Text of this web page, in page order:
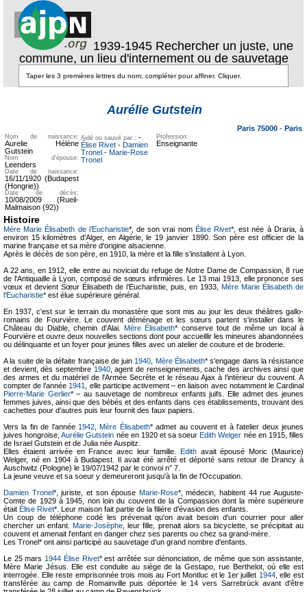
1939-1945 Rechercher un juste, une
commune, un lieu d'internement ou de sauvetage
Aurélie Gutstein
Paris 75000 - Paris
Nom de naissance:
Aurelie Hélène
Gutstein
Nom d'épouse:
Leenders
Date de naissance:
16/11/1920 (Budapest
(Hongrie))
Date de décès:
10/08/2009 (Rueil-
Malmaison (92))
Aidé ou sauvé par : -
Élise Rivet - Damien
Tronel - Marie-Rose
Tronel
Profession:
Enseignante
Histoire
Mère Marie Élisabeth de l’Eucharistie*, de son vrai nom Élise Rivet*, est née à Draria, à
environ 15 kilomètres d'Alger, en Algérie, le 19 janvier 1890. Son père est officier de la
marine française et sa mère d'origine alsacienne.
Après le décès de son père, en 1910, la mère et la fille s'installent à Lyon.
A 22 ans, en 1912, elle entre au noviciat du refuge de Notre Dame de Compassion, 8 rue
de l'Antiquaille à Lyon, composé de sœurs infirmières. Le 13 mai 1913, elle prononce ses
vœux et devient Sœur Élisabeth de l’Eucharistie, puis, en 1933, Mère Marie Élisabeth de
l'Eucharistie* est élue supérieure général.
En 1937, c'est sur le terrain du monastère que sont mis au jour les deux théâtres gallo-
romains de Fourvière. Le couvent déménage et les sœurs partent s'installer dans le
Château du Diable, chemin d'Alai. Mère Élisabeth* conserve tout de même un local à
Fourvière et ouvre deux nouvelles sections dont pour accueillir les mineures abandonnées
ou délinquante et un foyer pour jeunes filles avec un atelier de couture et de broderie.
A la suite de la défaite française de juin 1940 Mère Élisabeth* s'engage dans la résistance
et devient, dès septembre 1940, agent de renseignements, cache des archives ainsi que
des armes et du matériel de l'Armée Secrète et le réseau Ajax à l’intérieur du couvent. A
compter de l’année 1941
, elle participe activement – en liaison avec notamment le Cardinal
Pierre-Marie Gerlier* – au sauvetage de nombreux enfants juifs. Elle admet des jeunes
femmes juives, ainsi que des bébés et des enfants dans ces établissements, trouvant des
cachettes pour d'autres puis leur fournit des faux papiers.
Vers la fin de l'année 1942 ,Mère Élisabeth* admet au couvent et à l'atelier deux jeunes
juives hongroise,Aurélie Gutstein née en 1920 et sa soeurEdith Welger née en 1915, filles
de Israel Gutstein et de Julia née Auspitz.
Elles étaient arrivée en France avec leur famille. Edithavait épousé Moric (Maurice)
Welger, né en 1904 à Budapest. Il avait été arrêté et déporté sans retour de Drancy à
Auschwitz (Pologne) le 19/07/1942 par le convoi n° 7.
La jeune veuve et sa soeur y demeureront jusqu'à la fin de l'Occupation.
Damien Tronel*, juriste, et son épouse Marie-Rose*, médecin, habitent 44 rue Auguste-
Comte de 1929 à 1945, non loin du couvent de la Compassion dont la mère supérieure
était Élise Rivet*. Leur maison fait partie de la filière d'évasion des enfants.
Un coup de téléphone codé les prévenait qu'on avait besoin d'un courrier pour aller
chercher un enfant.Marie-Josèphe , leur fille, prenait alors sa bicyclette, se précipitait au
couvent et amenait l'enfant en danger chez ses parents ou chez sa grand-mère.
Les Tronel* ont ainsi participé au sauvetage d'un grand nombre d'enfants.
Le 25 mars 1944 Élise Rivet* est arrêtée sur dénonciation, de même que son assistante,
Mère Marie Jésus. Elle est conduite au siège de la Gestapo, rue Berthelot, où elle est
interrogée. Elle reste emprisonnée trois mois au Fort Montluc et le 1er juillet 1944, elle est
transférée au camp de Romainville puis déportée le 14 vers Sarrebrück avant d'être